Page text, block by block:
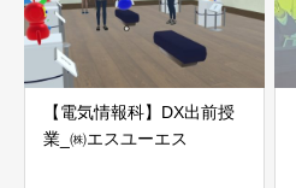
【電気情報科】DX出前授
業_㈱エスユーエス